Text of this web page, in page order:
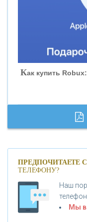
«БАНК
«СОВКОМБАНК»
«ГАЗПРОМБАНК»
«МОСКОВСКИЙ
«БАНК
Как купить
Банки.ру
ПРЕДПОЧИТАЕТЕ
ТЕЛЕФОНУ?
Наш
телефон.
Мы в